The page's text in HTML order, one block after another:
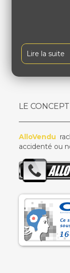
Lire la suite
LE CONCEPT
AlloVendu
accidenté ou